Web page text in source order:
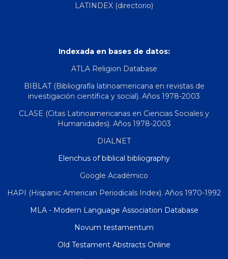
LATINDEX (directorio)
Indexada en bases de datos:
ATLA Religion Database
BIBLAT (Bibliografía latinoamericana en revistas de
investigación científica y social). Años 1978-2003
CLASE (Citas Latinoamericanas en Ciencias Sociales y
Humanidades). Años 1978-2003
DIALNET
Elenchus of biblical bibliography
Google Académico
HAPI (Hispanic American Periodicals Index). Años 1970-1992
MLA - Modern Language Association Database
Novum testamentum
Old Testament Abstracts Online